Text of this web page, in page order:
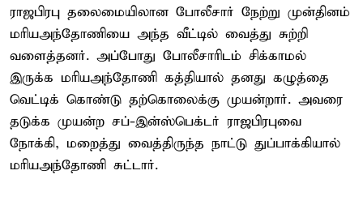
ராஜபிரபு தலைமையிலான போலீசார் நேற்று முன்தினம்
மரியஅந்தோணியை அந்த வீட்டில் வைத்து சுற்றி
வளைத்தனர். அப்போது போலீசாரிடம் சிக்காமல்
இருக்க மரியஅந்தோணி கத்தியால் தனது கழுத்தை
வெட்டிக் கொண்டு தற்கொலைக்கு முயன்றார். அவரை
தடுக்க முயன்ற சப்-இன்ஸ்பெக்டர் ராஜபிரபுவை
நோக்கி, மறைத்து வைத்திருந்த நாட்டு துப்பாக்கியால்
மரியஅந்தோணி சுட்டார்.